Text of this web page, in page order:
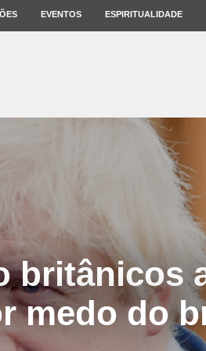
EVENTOS ESPIRITUALIDADE
britânicos
medo do